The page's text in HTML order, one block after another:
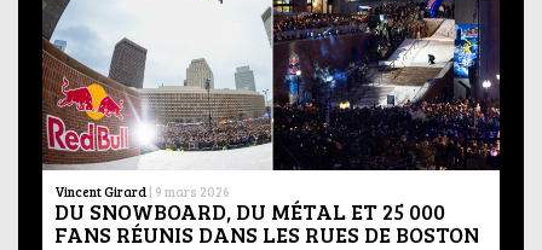
Vincent Girard | 9 mars 2026
DU SNOWBOARD, DU MÉTAL ET 25 000
FANS RÉUNIS DANS LES RUES DE BOSTON